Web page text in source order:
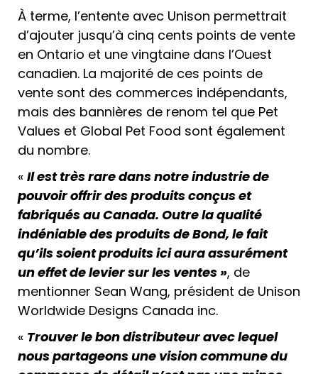
À terme, l’entente avec Unison permettrait
d’ajouter jusqu’à cinq cents points de vente
en Ontario et une vingtaine dans l’Ouest
canadien. La majorité de ces points de
vente sont des commerces indépendants,
mais des bannières de renom tel que Pet
Values et Global Pet Food sont également
du nombre.
« Il est très rare dans notre industrie de
pouvoir offrir des produits conçus et
fabriqués au Canada. Outre la qualité
indéniable des produits de Bond, le fait
qu’ils soient produits ici aura assurément
un effet de levier sur les ventes », de
mentionner Sean Wang, président de Unison
Worldwide Designs Canada inc.
« Trouver le bon distributeur avec lequel
nous partageons une vision commune du